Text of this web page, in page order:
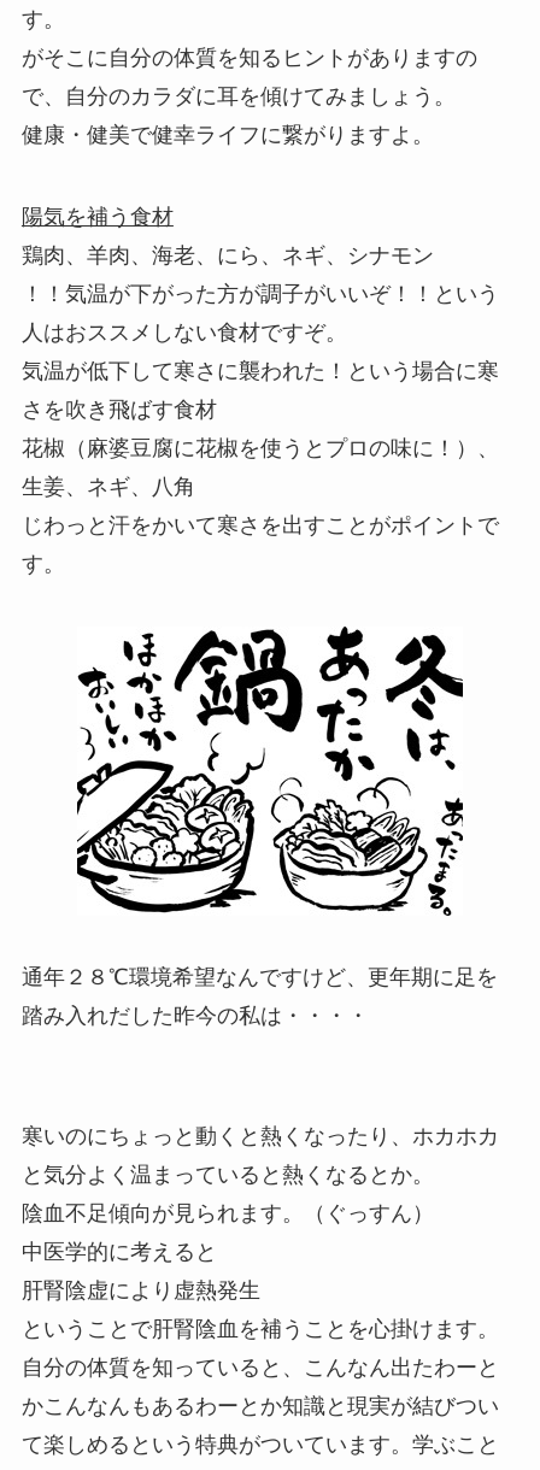
す。
がそこに自分の体質を知るヒントがありますの
で、自分のカラダに耳を傾けてみましょう。
健康・健美で健幸ライフに繋がりますよ。
陽気を補う食材
鶏肉、羊肉、海老、にら、ネギ、シナモン
！！気温が下がった方が調子がいいぞ！！という
人はおススメしない食材ですぞ。
気温が低下して寒さに襲われた！という場合に寒
さを吹き飛ばす食材
花椒（麻婆豆腐に花椒を使うとプロの味に！）、
生姜、ネギ、八角
じわっと汗をかいて寒さを出すことがポイントで
す。
通年２８℃環境希望なんですけど、更年期に足を
踏み入れだした昨今の私は・・・・
寒いのにちょっと動くと熱くなったり、ホカホカ
と気分よく温まっていると熱くなるとか。
陰血不足傾向が見られます。（ぐっすん）
中医学的に考えると
肝腎陰虚により虚熱発生
ということで肝腎陰血を補うことを心掛けます。
自分の体質を知っていると、こんなん出たわーと
かこんなんもあるわーとか知識と現実が結びつい
て楽しめるという特典がついています。学ぶこと